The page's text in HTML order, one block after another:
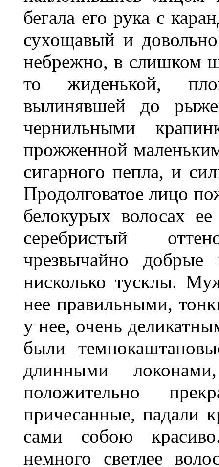
бегала его рука с
сухощавый и
небрежно, в слишком
то жиденькой,
вылинявшей до
чернильными
прожженной
сигарного пепла, и
Продолговатое лицо
белокурых волосах
серебристый
чрезвычайно
нисколько тусклы.
нее правильными,
у нее, очень
были
длинными
положительно
причесанные, падали
сами собою
немного светлее